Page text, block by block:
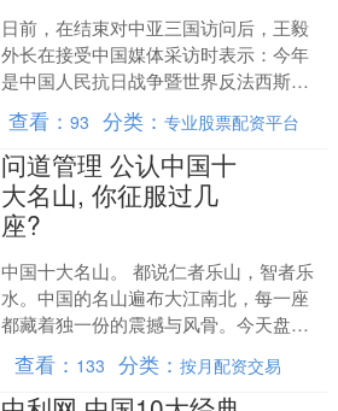
日前，在结束对中亚三国访问后，王毅
外长在接受中国媒体采访时表示：今年
是中国人民抗日战争暨世界反法西斯战
争胜利80周年红启网，在今年这一关键
年头，日本现职领导人竟....
查看：93 分类：专业股票配资平台
问道管理 公认中国十
大名山, 你征服过几
座?
中国十大名山。 都说仁者乐山，智者乐
水。中国的名山遍布大江南北，每一座
都藏着独一份的震撼与风骨。今天盘点
公认的中国十大名山，看看你打卡过几
座？ ·一、泰山：五岳....
查看： 133 分类：按月配资交易